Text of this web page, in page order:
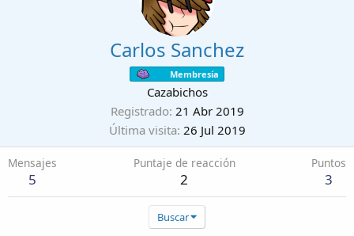
Carlos Sanchez
Membresía
Cazabichos
Registrado 21 Abr 2019
Última visita 26 Jul 2019
Mensajes
5
Puntaje de reacción
2
Puntos
3
Buscar